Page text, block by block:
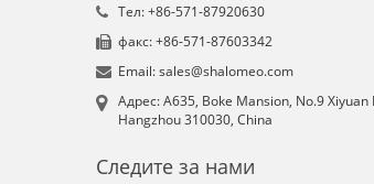
Tел: +86-571-87920630
факс: +86-571-87603342
Email: sales@shalomeo.com
Aдрес: A635, Boke Mansion, No.9 Xiyuan
Hangzhou 310030, China
Следите за нами